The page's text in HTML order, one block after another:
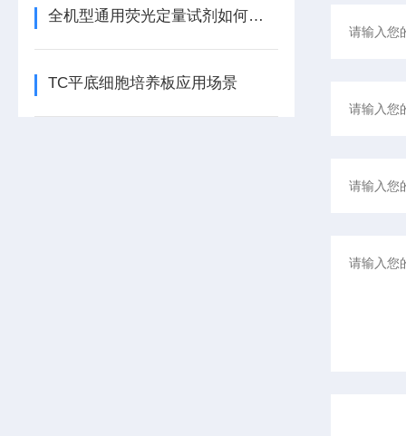
全机型通用荧光定量试剂如何自动匹配不同仪器的荧光通道？
TC平底细胞培养板应用场景